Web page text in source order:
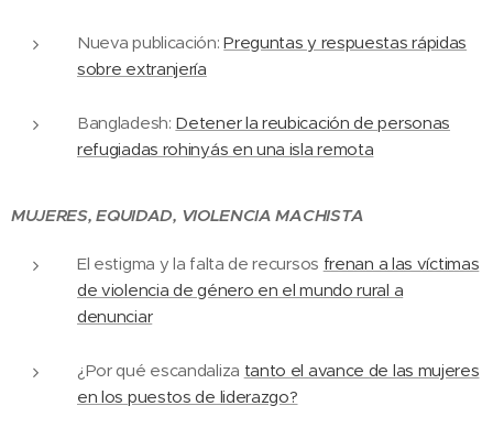
Nueva publicación:Preguntas y respuestas rápidas
sobre extranjería
Bangladesh: Detener la reubicación de personas
refugiadas rohinyás en una isla remota
MUJERES, EQUIDAD, VIOLENCIA MACHISTA
El estigma y la falta de recursos frenan a las víctimas
de violencia de género en el mundo rural a
denunciar
¿Por qué escandaliza tanto el avance de las mujeres
en los puestos de liderazgo?